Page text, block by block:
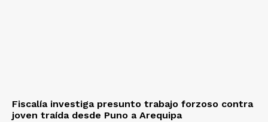
Fiscalía investiga presunto trabajo forzoso contra
joven traída desde Puno a Arequipa